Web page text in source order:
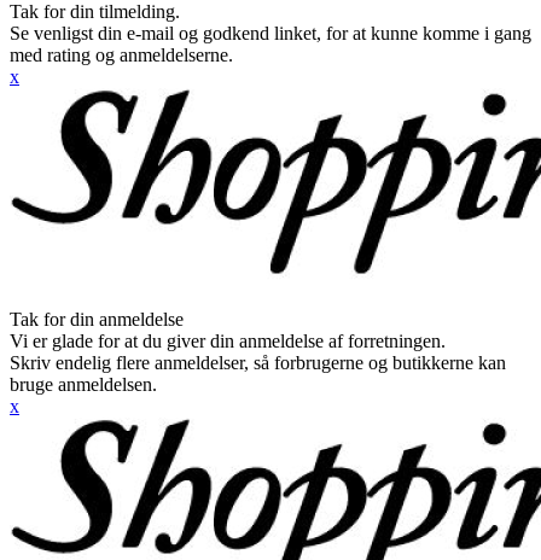
Tak for din tilmelding.
Se venligst din e-mail og godkend linket, for at kunne komme i gang
med rating og anmeldelserne.
x
Tak for din anmeldelse
Vi er glade for at du giver din anmeldelse af forretningen.
Skriv endelig flere anmeldelser, så forbrugerne og butikkerne kan
bruge anmeldelsen.
x